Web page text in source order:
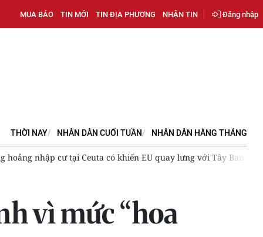
MUA BÁO TIN MỚI TIN ĐỊA PHƯƠNG NHẬN TIN Đăng nhập
THỜI NAY NHÂN DÂN CUỐI TUẦN NHÂN DÂN HẰNG THÁNG
cư tại Ceuta có khiến EU quay lưng với Tây Ban Nha?
vì mức “hoa